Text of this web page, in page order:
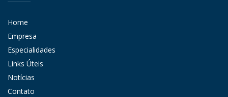
Home
Empresa
Especialidades
Links Úteis
Notícias
Contato